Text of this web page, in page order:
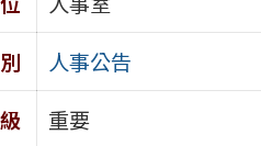
人事公告
重要